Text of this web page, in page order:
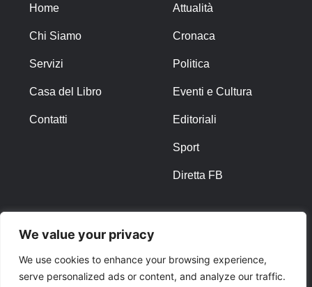
We value your privacy
We use cookies to enhance your browsing experience,
serve personalized ads or content, and analyze our traffic.
Home
Chi Siamo
Servizi
Casa del Libro
Contatti
Attualità
Cronaca
Politica
Eventi e Cultura
Editoriali
Sport
Diretta FB
Privacy Policy